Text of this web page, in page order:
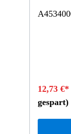
12,73 €*
gespart)